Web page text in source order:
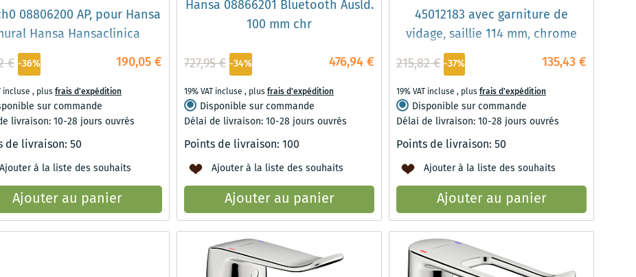
08806200 AP, pour Hansa
Hansa Hansaclinica
190,05 €
€ -36%
incluse , plusfrais d'expédition
sur commande
livraison: 10-28 jours ouvrés
de livraison: 50
Ajouter à la liste des souhaits
Ajouter au panier
Hansa 08866201 Bluetooth Ausld.
100 mm chr
476,94 €
727,95 € -34%
19% VAT incluse , plusfrais d'expédition
Disponible sur commande
Délai de livraison: 10-28 jours ouvrés
Points de livraison: 100
Ajouter à la liste des souhaits
Ajouter au panier
45012183 avec garniture de
vidage, saillie 114 mm, chrome
135,43 €
215,82 € -37%
19% VAT incluse , plusfrais d'expédition
Disponible sur commande
Délai de livraison: 10-28 jours ouvrés
Points de livraison: 50
Ajouter à la liste des souhaits
Ajouter au panier